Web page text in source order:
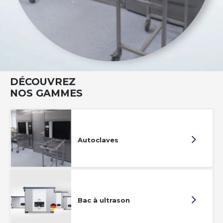
DÉCOUVREZ
NOS GAMMES
Autoclaves
Bac à ultrason